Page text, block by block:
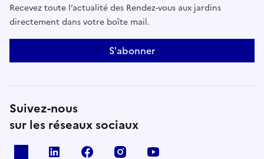
Recevez toute l’actualité des Rendez-vous aux jardins
directement dans votre boîte mail.
S'abonner
Suivez-nous
sur les réseaux sociaux
Linkedin Facebook Instagram